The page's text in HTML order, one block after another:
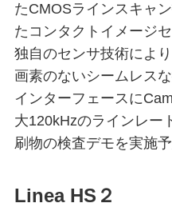
たCMOSラインスキャ
たコンタクトイメージ
独自のセンサ技術によ
画素のないシームレス
インターフェースに
大120kHzのラインレー
刷物の検査デモを実施予
Linea HS２